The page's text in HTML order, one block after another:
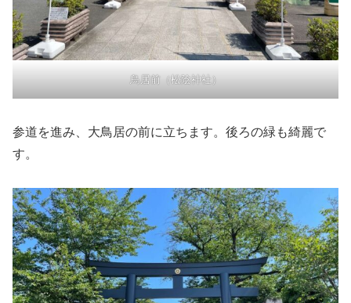
鳥居前（松陰神社）
参道を進み、大鳥居の前に立ちます。後ろの緑も綺麗で
す。